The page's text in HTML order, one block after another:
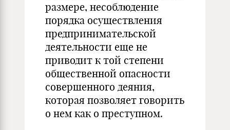
размере, несоблюдение
порядка осуществления
предпринимательской
деятельности еще не
приводит к той степени
общественной опасности
совершенного деяния,
которая позволяет говорить
о нем как о преступном.